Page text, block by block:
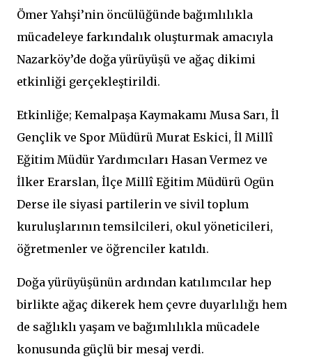
Ömer Yahşi’nin öncülüğünde bağımlılıkla
mücadeleye farkındalık oluşturmak amacıyla
Nazarköy’de doğa yürüyüşü ve ağaç dikimi
etkinliği gerçekleştirildi.
Etkinliğe; Kemalpaşa Kaymakamı Musa Sarı, İl
Gençlik ve Spor Müdürü Murat Eskici, İl Millî
Eğitim Müdür Yardımcıları Hasan Vermez ve
İlker Erarslan, İlçe Millî Eğitim Müdürü Ogün
Derse ile siyasi partilerin ve sivil toplum
kuruluşlarının temsilcileri, okul yöneticileri,
öğretmenler ve öğrenciler katıldı.
Doğa yürüyüşünün ardından katılımcılar hep
birlikte ağaç dikerek hem çevre duyarlılığı hem
de sağlıklı yaşam ve bağımlılıkla mücadele
konusunda güçlü bir mesaj verdi.